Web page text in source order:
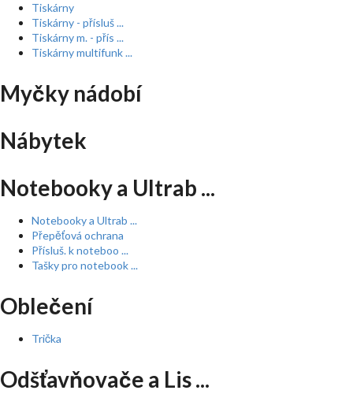
Tiskárny
Tiskárny - přísluš ...
Tiskárny m. - přís ...
Tiskárny multifunk ...
Myčky nádobí
Nábytek
Notebooky a Ultrab ...
Notebooky a Ultrab ...
Přepěťová ochrana
Přísluš. k noteboo ...
Tašky pro notebook ...
Oblečení
Trička
Odšťavňovače a Lis ...